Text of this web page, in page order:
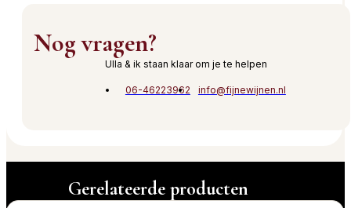
Nog vragen?
Ulla & ik staan klaar om je te helpen
06-46223962 info@fijnewijnen.nl
Gerelateerde producten